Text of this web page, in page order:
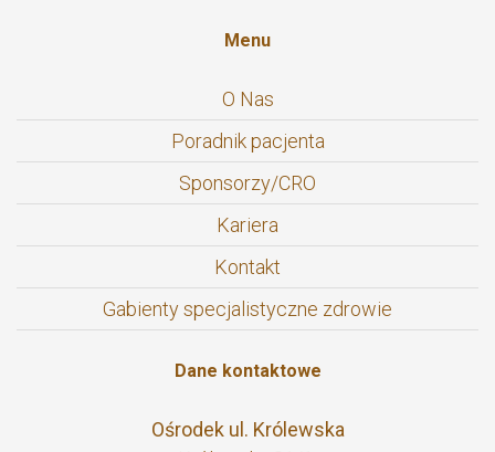
Menu
O Nas
Poradnik pacjenta
Sponsorzy/CRO
Kariera
Kontakt
Gabienty specjalistyczne zdrowie
Dane kontaktowe
Ośrodek ul. Królewska